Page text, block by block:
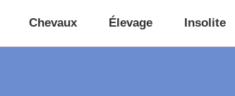
Chevaux Élevage Insolite